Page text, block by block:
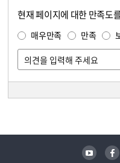
현재 페이지에 대한 만족도
매우만족 만족
유튜브 페이스북